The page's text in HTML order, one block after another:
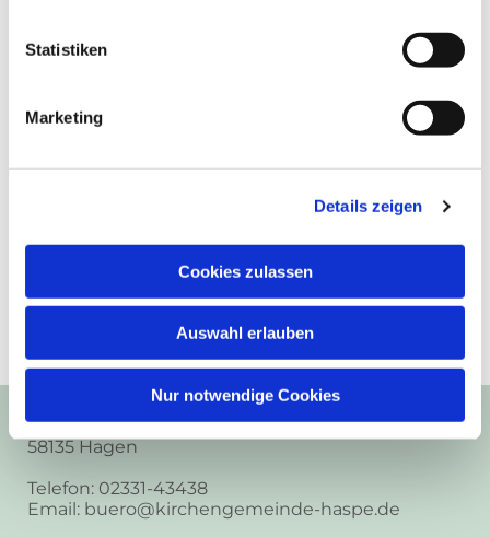
Statistiken
Marketing
Details zeigen
Cookies zulassen
Auswahl erlauben
Nur notwendige Cookies
Ev.-Luth. Kirchengemeinde Haspe
Frankstr. 9
58135 Hagen
Telefon: 02331-43438
Email: buero@kirchengemeinde-haspe.de